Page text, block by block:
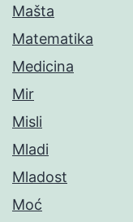
Mašta
Matematika
Medicina
Mir
Misli
Mladi
Mladost
Moć